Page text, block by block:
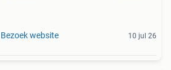
Bezoek website 10 jul 26